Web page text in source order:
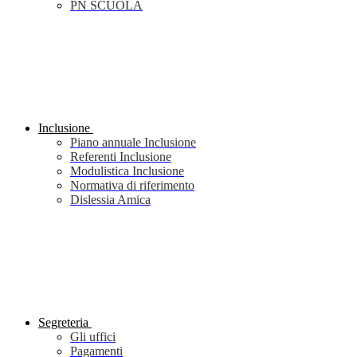
PN SCUOLA
Inclusione
Piano annuale Inclusione
Referenti Inclusione
Modulistica Inclusione
Normativa di riferimento
Dislessia Amica
Segreteria
Gli uffici
Pagamenti